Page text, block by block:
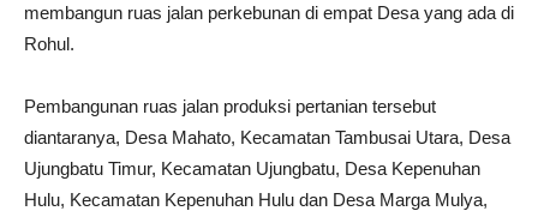
membangun ruas jalan perkebunan di empat Desa yang ada di
Rohul.
Pembangunan ruas jalan produksi pertanian tersebut
diantaranya, Desa Mahato, Kecamatan Tambusai Utara, Desa
Ujungbatu Timur, Kecamatan Ujungbatu, Desa Kepenuhan
Hulu, Kecamatan Kepenuhan Hulu dan Desa Marga Mulya,